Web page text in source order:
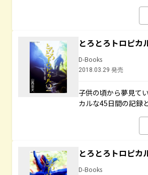
とろとろトロピ
D-Books
2018.03.29 発売
子供の頃から夢見て
カルな45日間の記録
とろとろトロピ
D-Books